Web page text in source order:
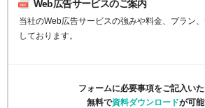
Web広告サービスのご案内
当社のWeb広告サービスの強みや料金、プラン
しております。
フォームに必要事項をご記入いた
無料で資料ダウンロードが可能